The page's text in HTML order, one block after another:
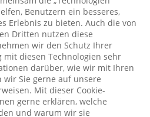
Benutzern ein besseres,
Erlebnis zu bieten. Auch die von
Dritten nutzen diese
wir den Schutz Ihrer
mit diesen Technologien sehr
darüber, wie wir mit Ihren
wir Sie gerne auf unsere
Mit dieser Cookie-
gerne erklären, welche
und warum wir sie